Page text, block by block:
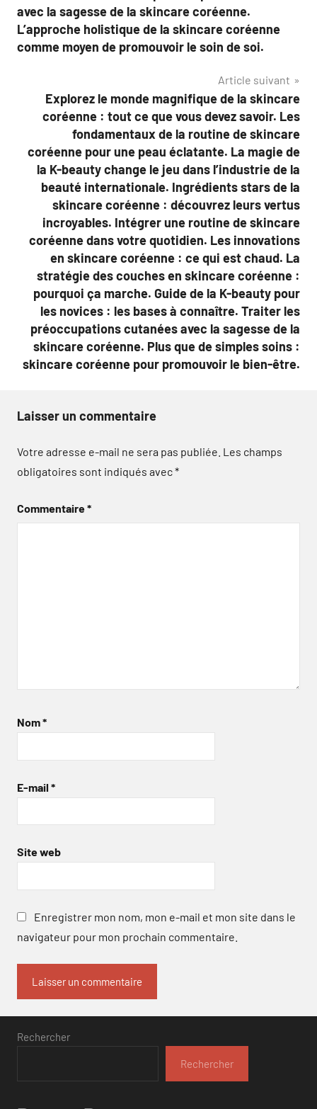
avec la sagesse de la skincare coréenne.
L’approche holistique de la skincare coréenne
comme moyen de promouvoir le soin de soi.
Article suivant
Explorez le monde magnifique de la skincare
coréenne : tout ce que vous devez savoir. Les
fondamentaux de la routine de skincare
coréenne pour une peau éclatante. La magie de
la K-beauty change le jeu dans l’industrie de la
beauté internationale. Ingrédients stars de la
skincare coréenne : découvrez leurs vertus
incroyables. Intégrer une routine de skincare
coréenne dans votre quotidien. Les innovations
en skincare coréenne : ce qui est chaud. La
stratégie des couches en skincare coréenne :
pourquoi ça marche. Guide de la K-beauty pour
les novices : les bases à connaître. Traiter les
préoccupations cutanées avec la sagesse de la
skincare coréenne. Plus que de simples soins :
skincare coréenne pour promouvoir le bien-être.
Laisser un commentaire
Votre adresse e-mail ne sera pas publiée. Les champs
obligatoires sont indiqués avec*
Commentaire*
Nom*
E-mail *
Site web
Enregistrer mon nom, mon e-mail et mon site dans le
navigateur pour mon prochain commentaire.
Rechercher
Rechercher